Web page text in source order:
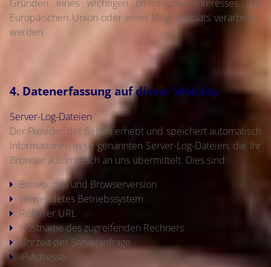
Gründen eines wichtigen öffentlichen Interesses der
Europäischen Union oder eines Mitgliedstaats verarbeitet
werden.
4. Datenerfassung auf dieser Website
Server-Log-Dateien
Der Provider der Seiten erhebt und speichert automatisch
Informationen in so genannten Server-Log-Dateien, die Ihr
Browser automatisch an uns übermittelt. Dies sind:
Browsertyp und Browserversion
verwendetes Betriebssystem
Referrer URL
Hostname des zugreifenden Rechners
Uhrzeit der Serveranfrage
IP-Adresse